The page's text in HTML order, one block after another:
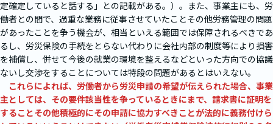
定確定していると話する」との記載がある。）。また、事業主にも、労
働者との間で、過重な業務に従事させていたことその他労務管理の問題
があったことを争う機会が、相当といえる範囲では保障されるべきであ
るし、労災保険の手続をとらない代わりに会社内部の制度等により損害
を補償し、併せて今後の就業の環境を整えるなどといった方向での協議
ないし交渉をすることについては特段の問題があるとはいえない。
これらによれば、労働者から労災申請の希望が伝えられた場合、事業
主としては、その要件該当性を争っているときにまで、請求書に証明を
することその他積極的にその申請に協力すべきことが法的に義務付けら